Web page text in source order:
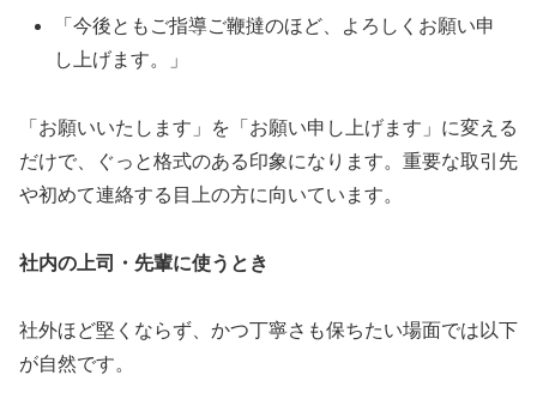
「今後ともご指導ご鞭撻のほど、よろしくお願い申
し上げます。」
「お願いいたします」を「お願い申し上げます」に変える
だけで、ぐっと格式のある印象になります。重要な取引先
や初めて連絡する目上の方に向いています。
社内の上司・先輩に使うとき
社外ほど堅くならず、かつ丁寧さも保ちたい場面では以下
が自然です。